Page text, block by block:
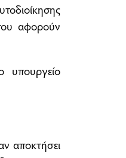
αφορούν
υπουργείο
αποκτήσει